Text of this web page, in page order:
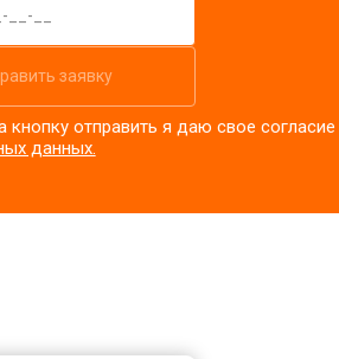
заявку
кнопку отправить я даю свое
данных.